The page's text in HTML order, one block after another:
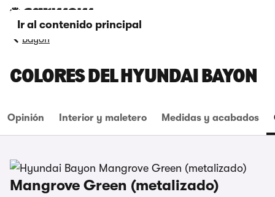
Ir al contenido principal
Bayon
COLORES DEL HYUNDAI BAYON
Opinión Interior y maletero Medidas y acabados
Mangrove Green (metalizado)